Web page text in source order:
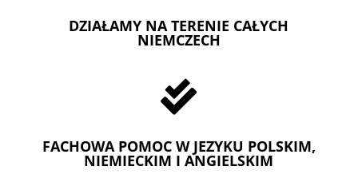
DZIAŁAMY NA TERENIE CAŁYCH
NIEMCZECH

FACHOWA POMOC W JEZYKU POLSKIM,
NIEMIECKIM I ANGIELSKIM